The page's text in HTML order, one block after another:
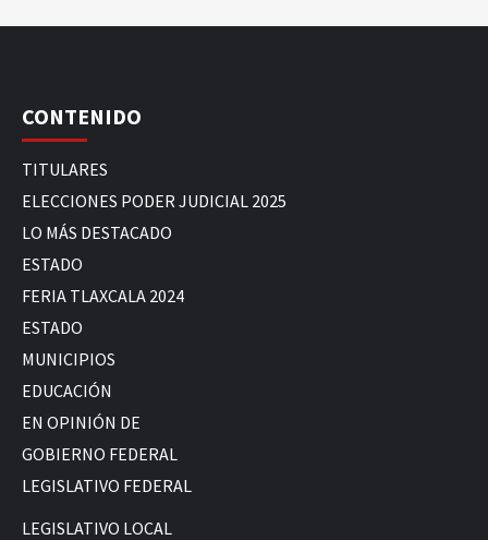
CONTENIDO
TITULARES
ELECCIONES PODER JUDICIAL 2025
LO MÁS DESTACADO
ESTADO
FERIA TLAXCALA 2024
ESTADO
MUNICIPIOS
EDUCACIÓN
EN OPINIÓN DE
GOBIERNO FEDERAL
LEGISLATIVO FEDERAL
LEGISLATIVO LOCAL